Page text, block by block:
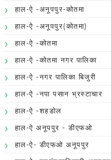
हाल-ऐ -अनूपपुर-कोतमा
हाल-ऐ -अनूपपुर(कोतमा)
हाल-ऐ -कोतमा
हाल-ऐ -कोतमा नगर पालिका
हाल-ऐ -नगर पालिका बिजुरी
हाल-ऐ -नपा पसान भ्रस्टाचार
हाल-ऐ -शहडोल
हाल-ऐ अनूपपुर - डीएफओ
हाल-ऐ- डीएफओ अनूपपुर